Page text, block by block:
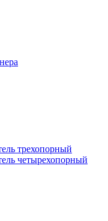
трехопорный
четырехопорный